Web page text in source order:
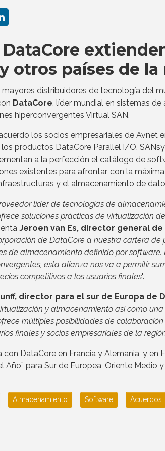
otros países de
mayores distribuidores de tecnología del
DataCore , líder mundial en sistemas
hiperconvergentes Virtual SAN.
los socios empresariales de Avnet
productos DataCore Parallel I/O,
a la perfección el catálogo de
existentes para afrontar, con la
y el almacenamiento de
líder de tecnologías de
soluciones prácticas de virtualización
Jeroen van Es, director general
de DataCore a nuestra cartera
de almacenamiento definido por
esta alianza nos va a permitir
competitivos a los usuarios finales".
director para el sur de Europa de
y almacenamiento así como
múltiples posibilidades de
finales y socios empresariales de la
DataCore en Francia y Alemania, y en
Año” para Sur de Europea, Oriente Medio
Almacenamiento Software Acuerdos